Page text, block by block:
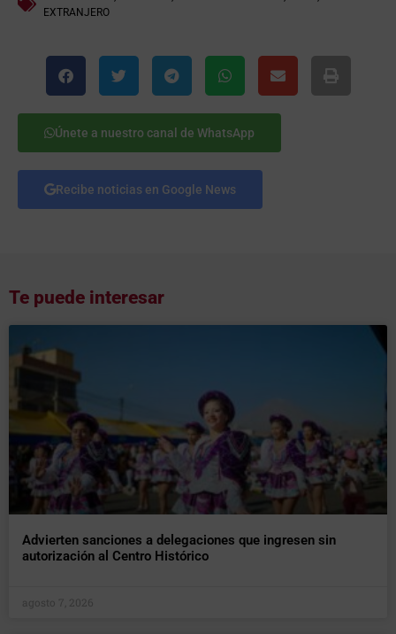
EXTRANJERO
Únete a nuestro canal de WhatsApp
Recibe noticias en Google News
Te puede interesar
Advierten sanciones a delegaciones que ingresen sin
autorización al Centro Histórico
agosto 7, 2026